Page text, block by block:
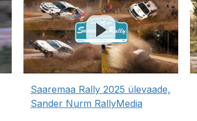
Saaremaa Rally 2025 ülevaade,
Sander Nurm RallyMedia